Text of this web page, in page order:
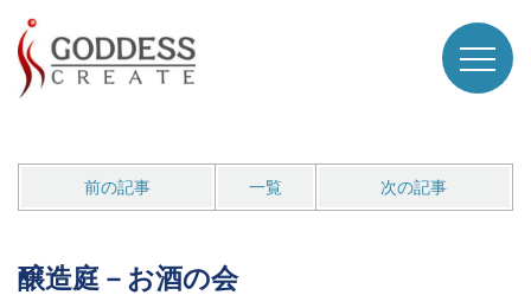
前の記事 一覧 次の記事
醸造庭－お酒の会